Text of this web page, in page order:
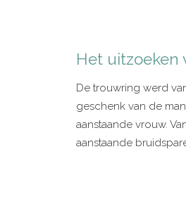
Het uitzoeken
De trouwring werd
geschenk van de
aanstaande vrouw.
aanstaande